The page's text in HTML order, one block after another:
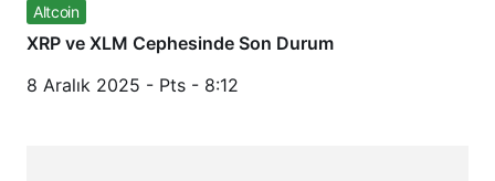
Altcoin
XRP ve XLM Cephesinde Son Durum
8 Aralık 2025 - Pts - 8:12